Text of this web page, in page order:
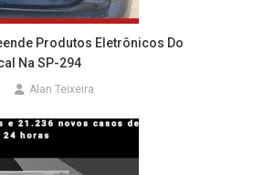
Produtos Eletrônicos Do
Na SP-294
Alan Teixeira